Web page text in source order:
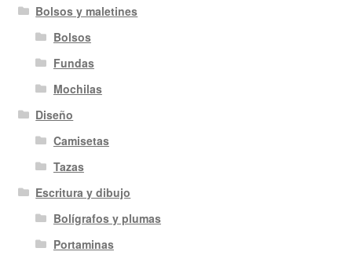
Bolsos y maletines
Bolsos
Fundas
Mochilas
Diseño
Camisetas
Tazas
Escritura y dibujo
Bolígrafos y plumas
Portaminas